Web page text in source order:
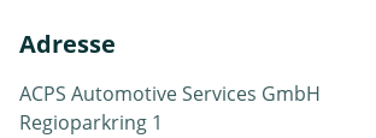
Adresse
ACPS Automotive Services GmbH
Regioparkring 1